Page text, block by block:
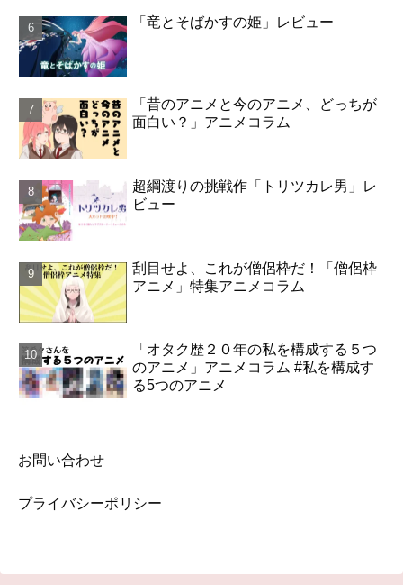
「竜とそばかすの姫」レビュー
「昔のアニメと今のアニメ、どっちが
面白い？」アニメコラム
超綱渡りの挑戦作「トリツカレ男」レ
ビュー
刮目せよ、これが僧侶枠だ！「僧侶枠
アニメ」特集アニメコラム
「オタク歴２０年の私を構成する５つ
のアニメ」アニメコラム #私を構成す
る5つのアニメ
お問い合わせ
プライバシーポリシー